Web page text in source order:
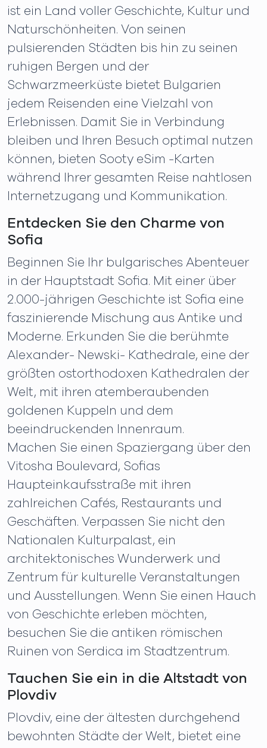
ist ein Land voller Geschichte, Kultur und
Naturschönheiten. Von seinen
pulsierenden Städten bis hin zu seinen
ruhigen Bergen und der
Schwarzmeerküste bietet Bulgarien
jedem Reisenden eine Vielzahl von
Erlebnissen. Damit Sie in Verbindung
bleiben und Ihren Besuch optimal nutzen
können, bieten Sooty eSim -Karten
während Ihrer gesamten Reise nahtlosen
Internetzugang und Kommunikation.
Entdecken Sie den Charme von
Sofia
Beginnen Sie Ihr bulgarisches Abenteuer
in der Hauptstadt Sofia. Mit einer über
2.000-jährigen Geschichte ist Sofia eine
faszinierende Mischung aus Antike und
Moderne. Erkunden Sie die berühmte
Alexander- Newski- Kathedrale, eine der
größten ostorthodoxen Kathedralen der
Welt, mit ihren atemberaubenden
goldenen Kuppeln und dem
beeindruckenden Innenraum.
Machen Sie einen Spaziergang über den
Vitosha Boulevard, Sofias
Haupteinkaufsstraße mit ihren
zahlreichen Cafés, Restaurants und
Geschäften. Verpassen Sie nicht den
Nationalen Kulturpalast, ein
architektonisches Wunderwerk und
Zentrum für kulturelle Veranstaltungen
und Ausstellungen. Wenn Sie einen Hauch
von Geschichte erleben möchten,
besuchen Sie die antiken römischen
Ruinen von Serdica im Stadtzentrum.
Tauchen Sie ein in die Altstadt von
Plovdiv
Plovdiv, eine der ältesten durchgehend
bewohnten Städte der Welt, bietet eine